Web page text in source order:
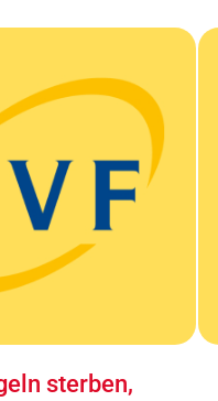
sterben,